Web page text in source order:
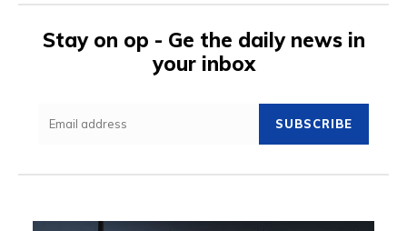
Stay on op - Ge the daily news in
your inbox
SUBSCRIBE